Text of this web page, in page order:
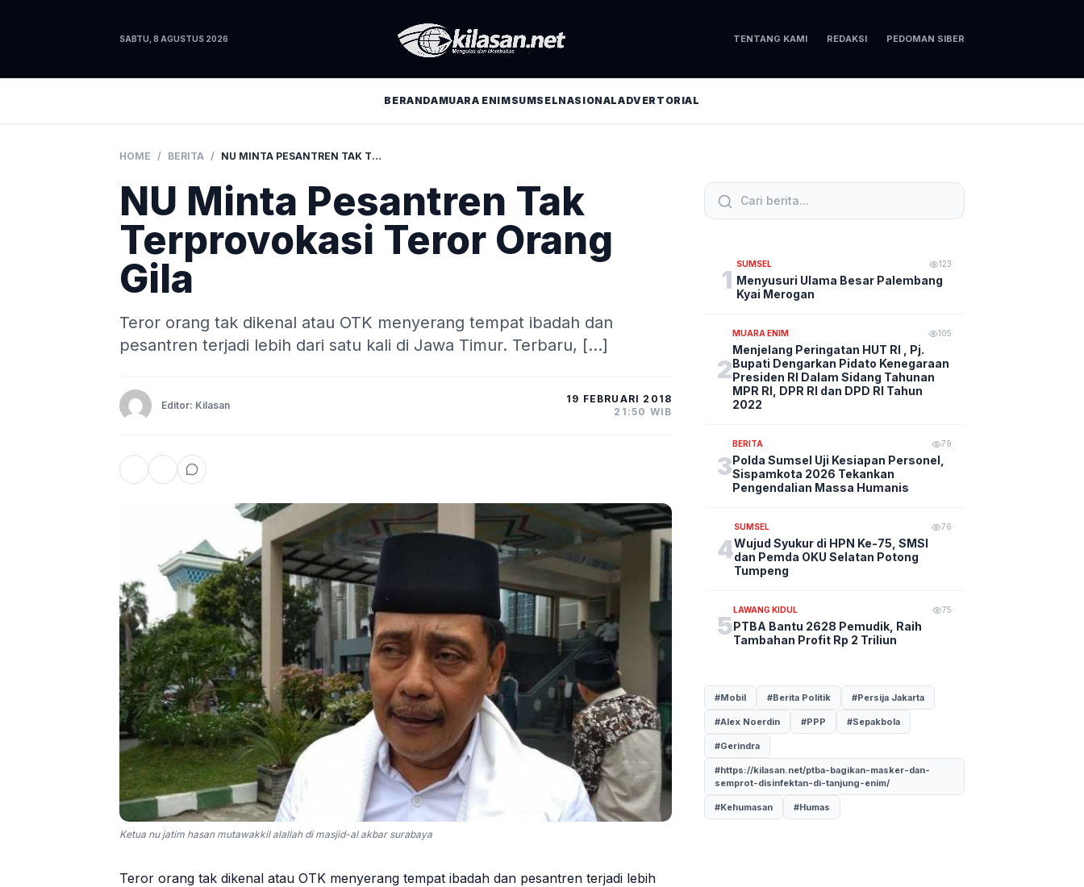
SABTU, 8 AGUSTUS 2026 TENTANG KAMI REDAKSI PEDOMAN SIBER
BERANDAMUARA ENIMSUMSELNASIONALADVERTORIAL
HOME / BERITA / NU MINTA PESANTREN TAK TERPROVOKASI TEROR ORANG GILA
NU Minta Pesantren Tak
Terprovokasi Teror Orang
Gila
Teror orang tak dikenal atau OTK menyerang tempat ibadah dan
pesantren terjadi lebih dari satu kali di Jawa Timur. Terbaru, […]
Editor: Kilasan
19 FEBRUARI 2018
21:50 WIB
Ketua nu jatim hasan mutawakkil alallah di masjid-al akbar surabaya
Teror orang tak dikenal atau OTK menyerang tempat ibadah dan pesantren terjadi lebih
1
SUMSEL 123
Menyusuri Ulama Besar Palembang
Kyai Merogan
2
MUARA ENIM 105
Menjelang Peringatan HUT RI , Pj.
Bupati Dengarkan Pidato Kenegaraan
Presiden RI Dalam Sidang Tahunan
MPR RI, DPR RI dan DPD RI Tahun
2022
3
BERITA 79
Polda Sumsel Uji Kesiapan Personel,
Sispamkota 2026 Tekankan
Pengendalian Massa Humanis
4
SUMSEL 76
Wujud Syukur di HPN Ke-75, SMSI
dan Pemda OKU Selatan Potong
Tumpeng
5
LAWANG KIDUL 75
PTBA Bantu 2628 Pemudik, Raih
Tambahan Profit Rp 2 Triliun
#Mobil #Berita Politik #Persija Jakarta
#Alex Noerdin #PPP #Sepakbola
#Gerindra
#https://kilasan.net/ptba-bagikan-masker-dan-
semprot-disinfektan-di-tanjung-enim/
#Kehumasan #Humas